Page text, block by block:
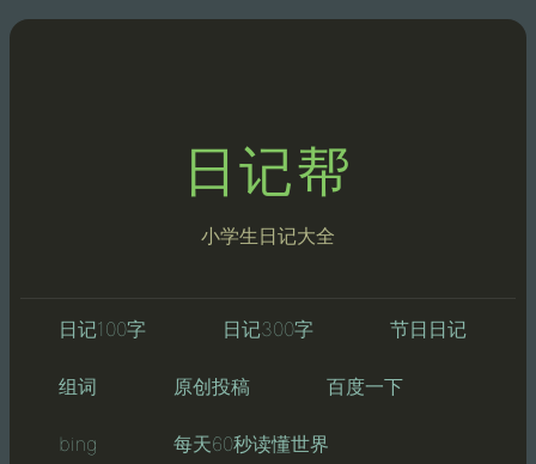
日记帮
小学生日记大全
日记100字 日记300字 节日日记
组词 原创投稿 百度一下
bing 每天60秒读懂世界